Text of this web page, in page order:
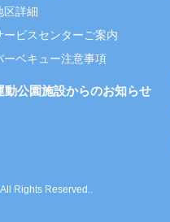
区詳細
ービスセンターご案内
ーベキュー注意事項
動公園施設からのお知らせ
Rights Reserved..